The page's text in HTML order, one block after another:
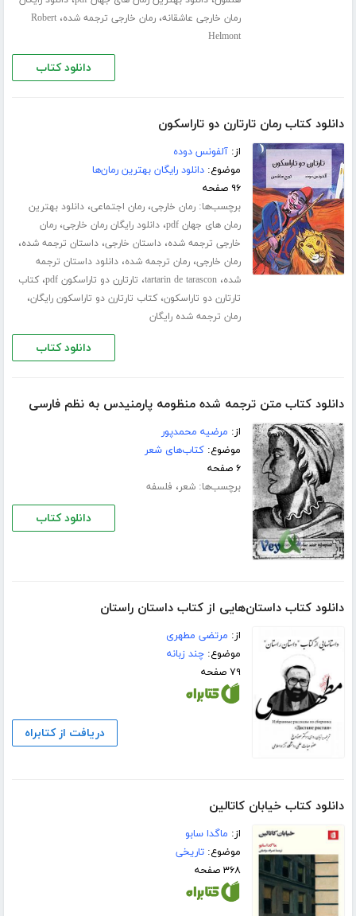
رمان خارجی عاشقانه،رمان خارجی ترجمه شده،Robert
Helmont
دانلود کتاب
دانلود کتاب رمان تارتارن دو تاراسکون
از:آلفونس دوده
موضوع:دانلود رایگان بهترین رمان‌ها
۹۶ صفحه
برچسب‌ها:رمان خارجی،رمان اجتماعی،دانلود بهترین
رمان های جهان pdf
،دانلود رایگان رمان خارجی،رمان
خارجی ترجمه شده،داستان خارجی،داستان ترجمه شده،
رمان خارجی،رمان ترجمه شده،دانلود داستان ترجمه
شده،tartarin de tarascon، تارتارن دو تاراسکون pdf ،کتاب
تارتارن دو تاراسکون،کتاب تارتارن دو تاراسکون رایگان،
رمان ترجمه شده رایگان
دانلود کتاب
دانلود کتاب متن ترجمه شده منظومه پارمنیدس به نظم فارسی
از: مرضیه محمدپور
موضوع:کتاب‌های شعر
۶ صفحه
برچسب‌ها:شعر، فلسفه
دانلود کتاب
دانلود کتاب داستان‌هایی از کتاب داستان راستان
از: مرتضی مطهری
موضوع:چند زبانه
۷۹ صفحه
دریافت از کتابراه
دانلود کتاب خیابان کاتالین
از: ماگدا سابو
موضوع:تاریخی
۳۶۸ صفحه